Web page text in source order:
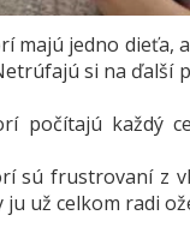
majú jedno dieťa,
si na ďalší
počítajú každý
sú frustrovaní z
už celkom radi